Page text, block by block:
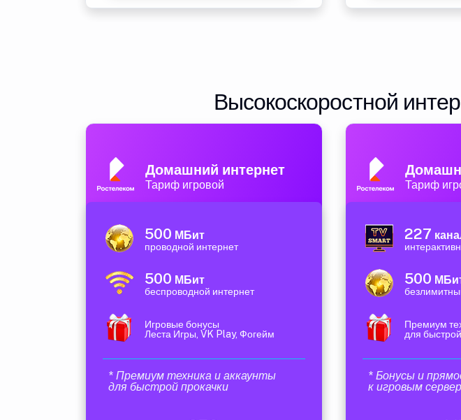
Высокоскоростной
Домашний интернет
Тариф игровой
500 МБит
проводной интернет
500 МБит
беспроводной интернет
Игровые бонусы
Леста Игры, VK Play, Фогейм
* Премиум техника и аккаунты
для быстрой прокачки
Тариф
227
500
Премиум
для
* Бонусы и
к игровым